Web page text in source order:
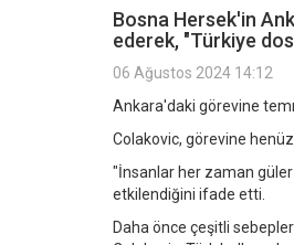
Bosna Hersek'in
ederek, "Türkiye
06 Ağustos 2024 14:12
Ankara'daki görevine
Colakovic, görevine
"İnsanlar her zaman
etkilendiğini ifade etti.
Daha önce çeşitli